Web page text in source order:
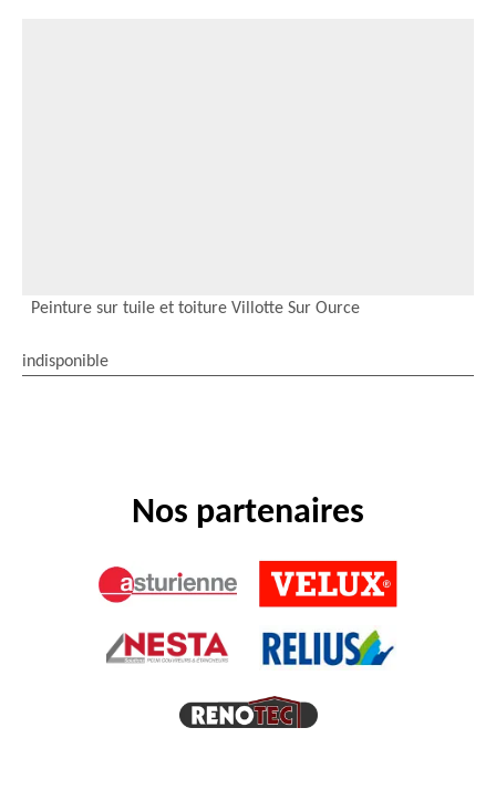
Peinture sur tuile et toiture Villotte Sur Ource
indisponible
Nos partenaires